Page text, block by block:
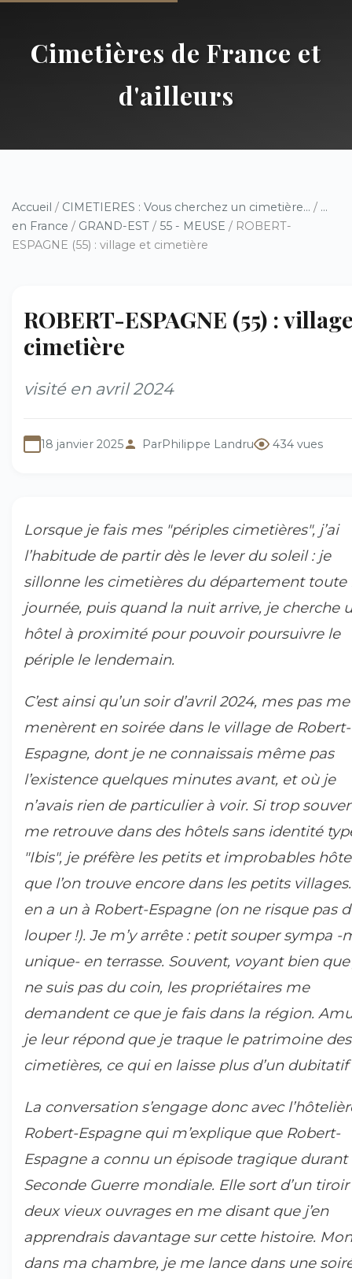
Cimetières de France et
d'ailleurs
Accueil / CIMETIERES : Vous cherchez un cimetière... / ...
en France / GRAND-EST / 55 - MEUSE / ROBERT-
ESPAGNE (55) : village et cimetière
ROBERT-ESPAGNE (55) :
cimetière
visité en avril 2024
18 janvier 2025 ParPhilippe Landru 434 vues
Lorsque je fais mes "périples cimetières", j’ai
l’habitude de partir dès le lever du soleil : je
sillonne les cimetières du département toute
journée, puis quand la nuit arrive, je cherche
hôtel à proximité pour pouvoir poursuivre le
périple le lendemain.
C’est ainsi qu’un soir d’avril 2024, mes pas me
menèrent en soirée dans le village de Robert-
Espagne, dont je ne connaissais même pas
l’existence quelques minutes avant, et où je
n’avais rien de particulier à voir. Si trop
me retrouve dans des hôtels sans identité
"Ibis", je préfère les petits et improbables
que l’on trouve encore dans les petits
en a un à Robert-Espagne (on ne risque pas
louper !). Je m’y arrête : petit souper sympa -
unique- en terrasse. Souvent, voyant bien
ne suis pas du coin, les propriétaires me
demandent ce que je fais dans la région.
je leur répond que je traque le patrimoine des
cimetières, ce qui en laisse plus d’un dubitatif
La conversation s’engage donc avec
Robert-Espagne qui m’explique que Robert-
Espagne a connu un épisode tragique durant
Seconde Guerre mondiale. Elle sort d’un tiroir
deux vieux ouvrages en me disant que j’en
apprendrais davantage sur cette histoire.
dans ma chambre, je me lance dans une